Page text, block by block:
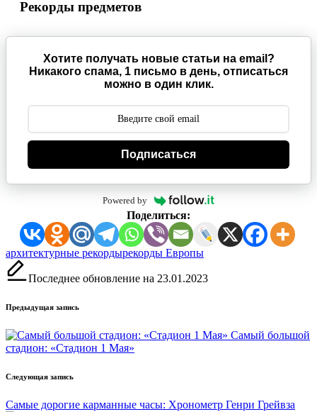
Рекорды предметов
Хотите получать новые статьи на email?
Никакого спама, 1 письмо в день, отписаться
можно в один клик.
Подписаться
Powered by
Поделиться:
Метки:
архитектурные рекордырекорды Европы
Последнее обновление на 23.01.2023
Навигация
записи
Предыдущая запись
Самый большой
стадион: «Стадион 1 Мая»
Следующая запись
Самые дорогие карманные часы: Хронометр Генри Грейвза